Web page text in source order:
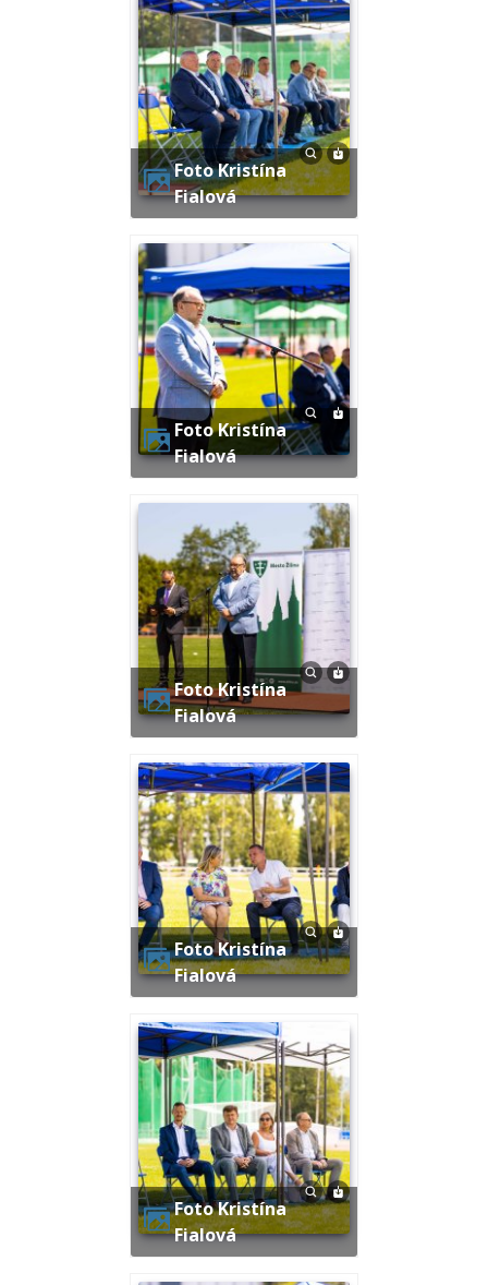
Foto Kristína
Fialová
Foto Kristína
Fialová
Foto Kristína
Fialová
Foto Kristína
Fialová
Foto Kristína
Fialová